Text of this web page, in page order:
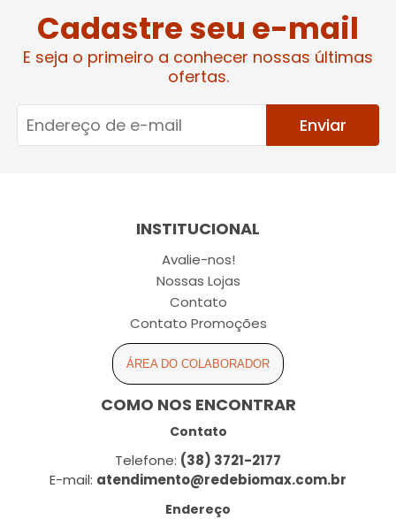
Cadastre seu e-mail
E seja o primeiro a conhecer nossas últimas
ofertas.
Enviar
INSTITUCIONAL
Avalie-nos!
Nossas Lojas
Contato
Contato Promoções
ÁREA DO COLABORADOR
COMO NOS ENCONTRAR
Contato
Telefone: (38) 3721-2177
E-mail: atendimento@redebiomax.com.br
Endereço